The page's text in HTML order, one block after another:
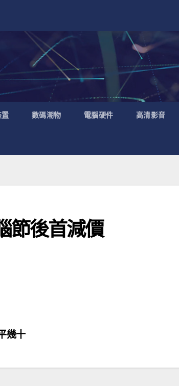
數碼潮物 電腦硬件 高清影音
節後首減價
幾十